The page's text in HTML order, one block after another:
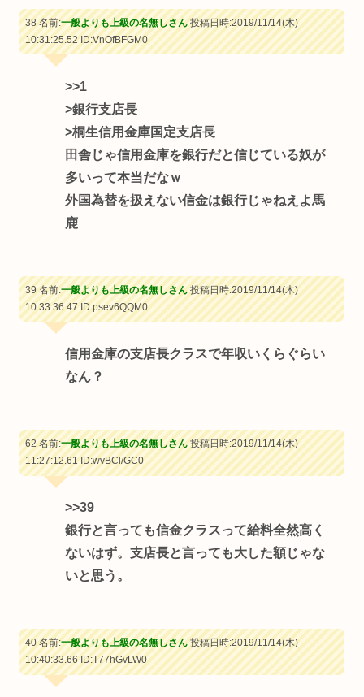
38 名前:一般よりも上級の名無しさん投稿日時:2019/11/14(木)
10:31:25.52ID:VnOfBFGM0
>>1
>銀行支店長
>桐生信用金庫国定支店長
田舎じゃ信用金庫を銀行だと信じている奴が
多いって本当だなｗ
外国為替を扱えない信金は銀行じゃねえよ馬
鹿
39 名前:一般よりも上級の名無しさん投稿日時:2019/11/14(木)
10:33:36.47ID:psev6QQM0
信用金庫の支店長クラスで年収いくらぐらい
なん？
62 名前:一般よりも上級の名無しさん投稿日時:2019/11/14(木)
11:27:12.61ID:wvBCl/GC0
>>39
銀行と言っても信金クラスって給料全然高く
ないはず。支店長と言っても大した額じゃな
いと思う。
40 名前:一般よりも上級の名無しさん投稿日時:2019/11/14(木)
10:40:33.66ID:T77hGvLW0